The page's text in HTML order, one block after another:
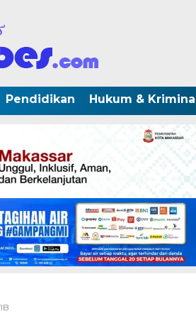
Pendidikan Hukum &